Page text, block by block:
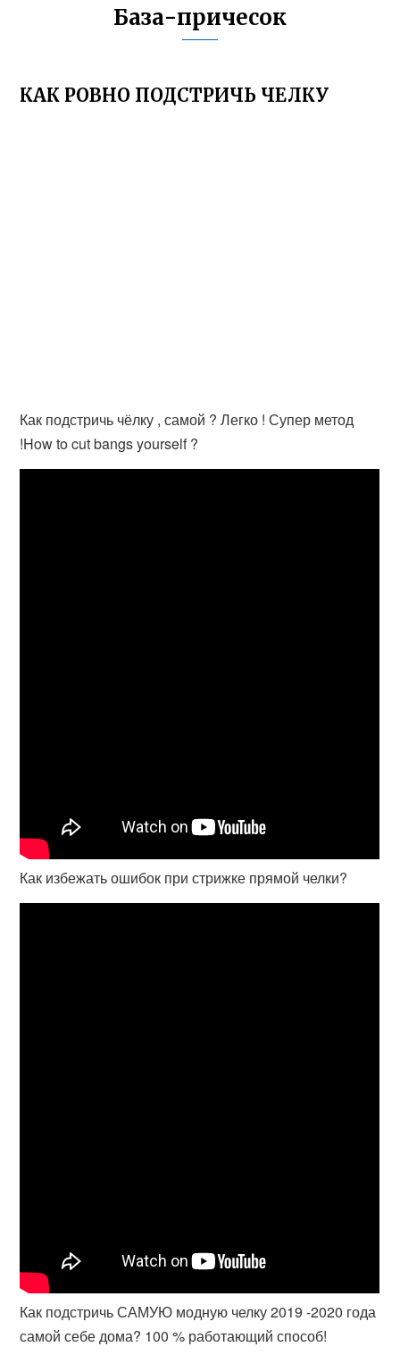
База-причесок
КАК РОВНО ПОДСТРИЧЬ ЧЕЛКУ
Как подстричь чёлку , самой ? Легко ! Супер метод
!How to cut bangs yourself ?
Как избежать ошибок при стрижке прямой челки?
Как подстричь САМУЮ модную челку 2019 -2020 года
самой себе дома? 100 % работающий способ!